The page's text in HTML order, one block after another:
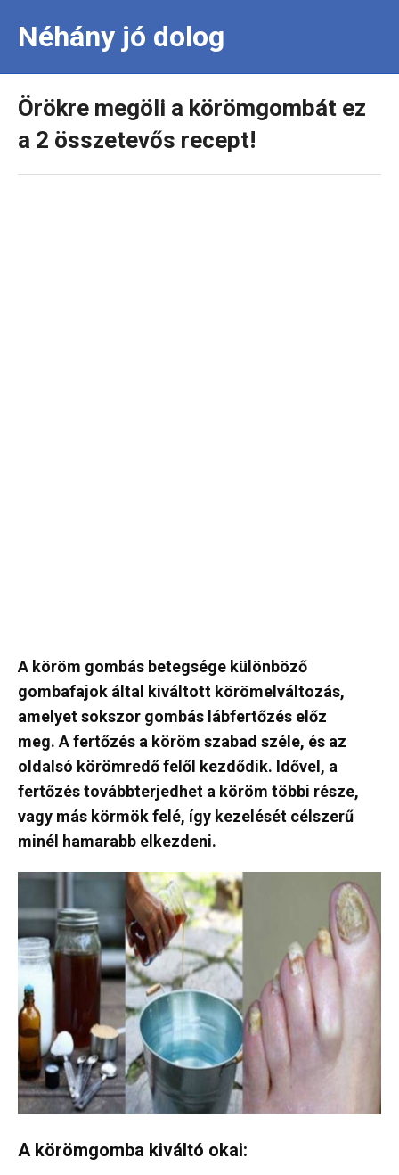
Néhány jó dolog
Örökre megöli a körömgombát ez
a 2 összetevős recept!
A köröm gombás betegsége különböző
gombafajok által kiváltott körömelváltozás,
amelyet sokszor gombás lábfertőzés előz
meg. A fertőzés a köröm szabad széle, és az
oldalsó körömredő felől kezdődik. Idővel, a
fertőzés továbbterjedhet a köröm többi része,
vagy más körmök felé, így kezelését célszerű
minél hamarabb elkezdeni.
A körömgomba kiváltó okai: